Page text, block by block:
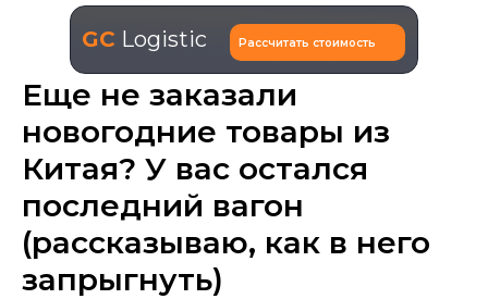
GC Logistic Рассчитать стоимость
Еще не заказали
новогодние товары из
Китая? У вас остался
последний вагон
(рассказываю, как в него
запрыгнуть)